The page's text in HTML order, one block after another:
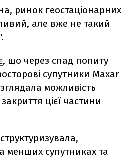
ринок геостаціонарних
але вже не такий
, що через спад попиту
супутники Maxar
можливість
цієї частини
менших супутниках та